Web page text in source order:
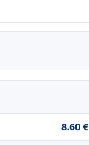
8.60 €